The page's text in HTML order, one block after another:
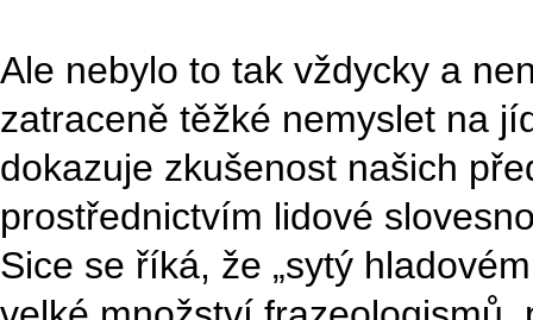
Ale nebylo to tak vždycky a
zatraceně těžké nemyslet na
dokazuje zkušenost našich
prostřednictvím lidové
Sice se říká, že „sytý